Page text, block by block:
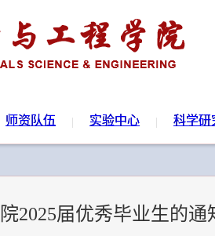
师资队伍 实验中心 科学研
2025届优秀毕业生的通